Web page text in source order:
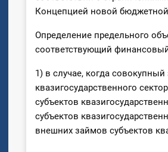
Концепцией новой
Определение предельного
соответствующий
1) в случае, когда
квазигосударственного
субъектов
субъектов
внешних займов субъектов